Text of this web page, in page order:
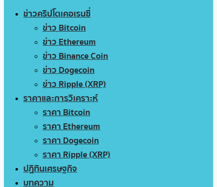
ข่าวคริปโตเคอเรนซี่
ข่าว Bitcoin
ข่าว Ethereum
ข่าว Binance Coin
ข่าว Dogecoin
ข่าว Ripple (XRP)
ราคาและการวิเคราะห์
ราคา Bitcoin
ราคา Ethereum
ราคา Dogecoin
ราคา Ripple (XRP)
ปฏิทินเศรษฐกิจ
บทความ